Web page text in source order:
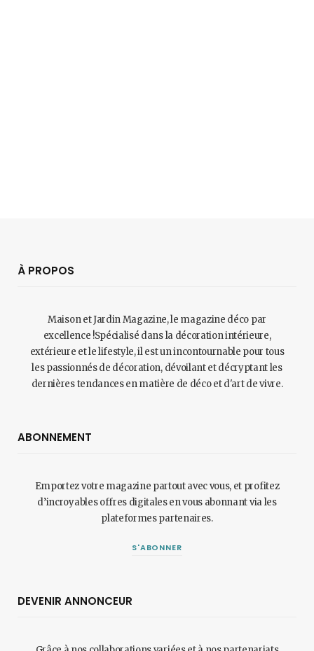
À PROPOS
Maison et Jardin Magazine, le magazine déco par
excellence !Spécialisé dans la décoration intérieure,
extérieure et le lifestyle, il est un incontournable pour tous
les passionnés de décoration, dévoilant et décryptant les
dernières tendances en matière de déco et d'art de vivre.
ABONNEMENT
Emportez votre magazine partout avec vous, et profitez
d’incroyables offres digitales en vous abonnant via les
plateformes partenaires.
S'ABONNER
DEVENIR ANNONCEUR